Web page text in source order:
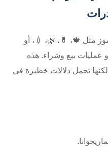
مثل 🍁، 💊، 🌿، 💉، أو
عمليات بيع وشراء. هذه
لكنها تحمل دلالات خطيرة في